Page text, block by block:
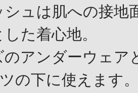
シュは肌への接地
た着心地。
のアンダーウェア
の下に使えます